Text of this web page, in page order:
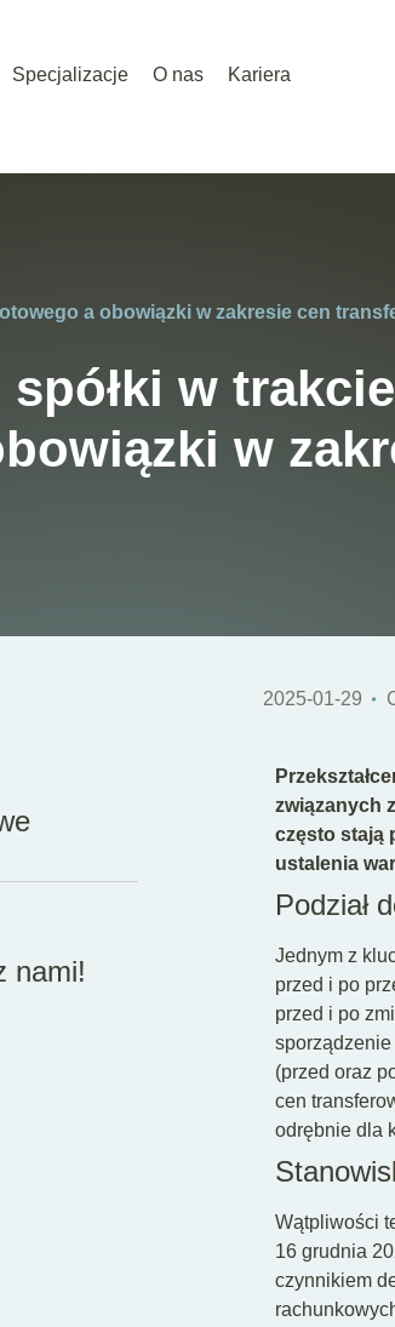
Specjalizacje O nas Kariera
a obowiązki w zakresie cen
spółki w
w
nami!
2025-01-29
związanych
często stają
ustalenia
Podział
Jednym z
przed i po
przed i po
(przed oraz
cen
odrębnie dla
Wątpliwości
16 grudnia
czynnikiem